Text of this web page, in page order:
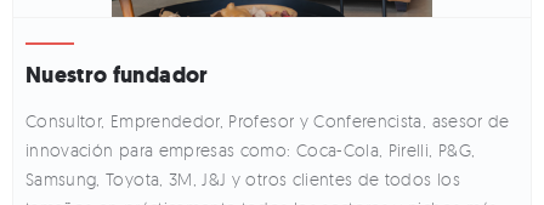
Nuestro fundador
Consultor, Emprendedor, Profesor y Conferencista, asesor de
innovación para empresas como: Coca-Cola, Pirelli, P&G,
Samsung, Toyota, 3M, J&J y otros clientes de todos los